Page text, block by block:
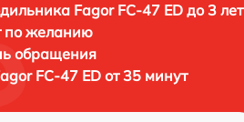
Fagor FC-47 ED до 3 лет
по желанию
обращения
FC-47 ED от 35 минут